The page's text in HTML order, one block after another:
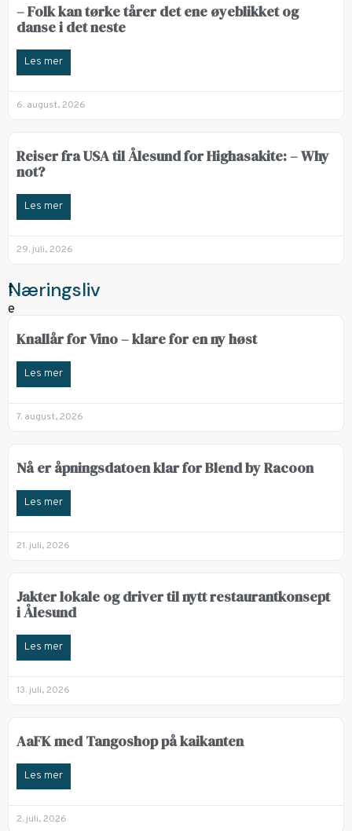
– Folk kan tørke tårer det ene øyeblikket og
danse i det neste
Les mer
6. august, 2026
Reiser fra USA til Ålesund for Highasakite: – Why
not?
Les mer
29. juli, 2026
Næringsliv
Knallår for Vino – klare for en ny høst
Les mer
7. august, 2026
Nå er åpningsdatoen klar for Blend by Racoon
Les mer
21. juli, 2026
Jakter lokale og driver til nytt restaurantkonsept
i Ålesund
Les mer
13. juli, 2026
AaFK med Tangoshop på kaikanten
Les mer
2. juli, 2026